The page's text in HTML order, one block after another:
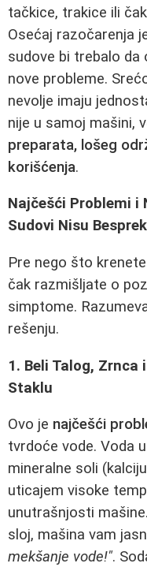
tačkice, trakice ili
Osećaj razočarenja
sudove bi trebalo da
nove probleme.
nevolje imaju
nije u samoj mašini,
preparata, lošeg
korišćenja.
Najčešći Problemi i
Sudovi Nisu
Pre nego što
čak razmišljate o
simptome.
rešenju.
1. Beli Talog, Zrnca
Staklu
Ovo je najčešći
tvrdoće vode. Voda
mineralne soli
uticajem visoke
unutrašnjosti
sloj, mašina vam
mekšanje vode!".